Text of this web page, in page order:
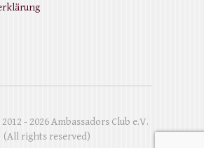
- 2026 Ambassadors Club e.V.
(All rights reserved)